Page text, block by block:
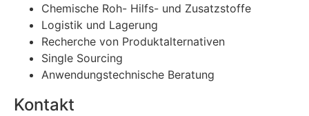
Chemische Roh- Hilfs- und Zusatzstoffe
Logistik und Lagerung
Recherche von Produktalternativen
Single Sourcing
Anwendungstechnische Beratung
Kontakt